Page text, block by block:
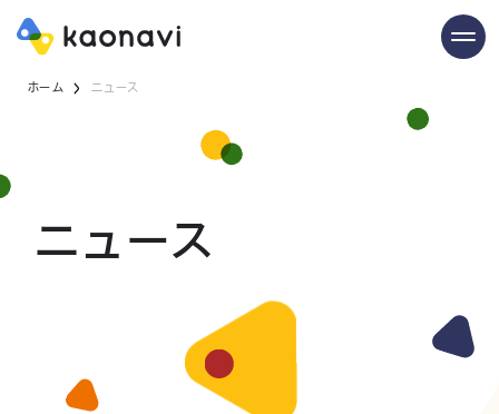
ホーム ニュース
ニュース